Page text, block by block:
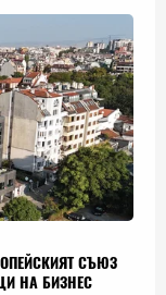
СЪЮЗ
НА БИЗНЕС